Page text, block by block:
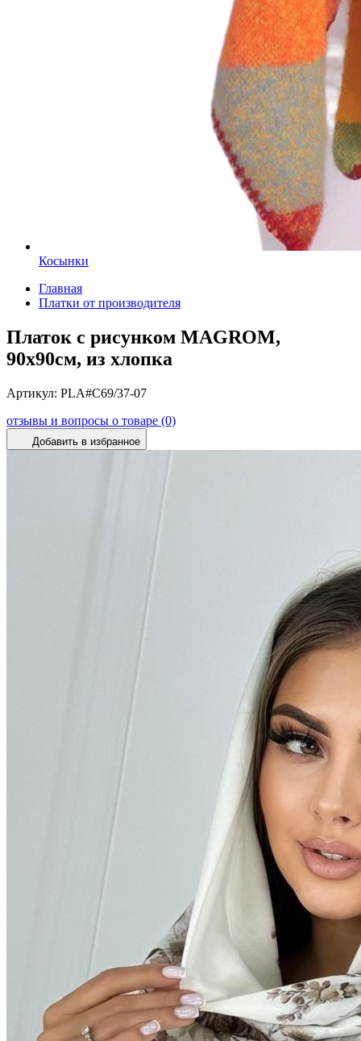
Косынки
Главная
Платки от производителя
Платок с рисунком MAGROM,
90х90см, из хлопка
Артикул: PLA#C69/37-07
отзывы и вопросы о товаре (0)
Добавить в избранное